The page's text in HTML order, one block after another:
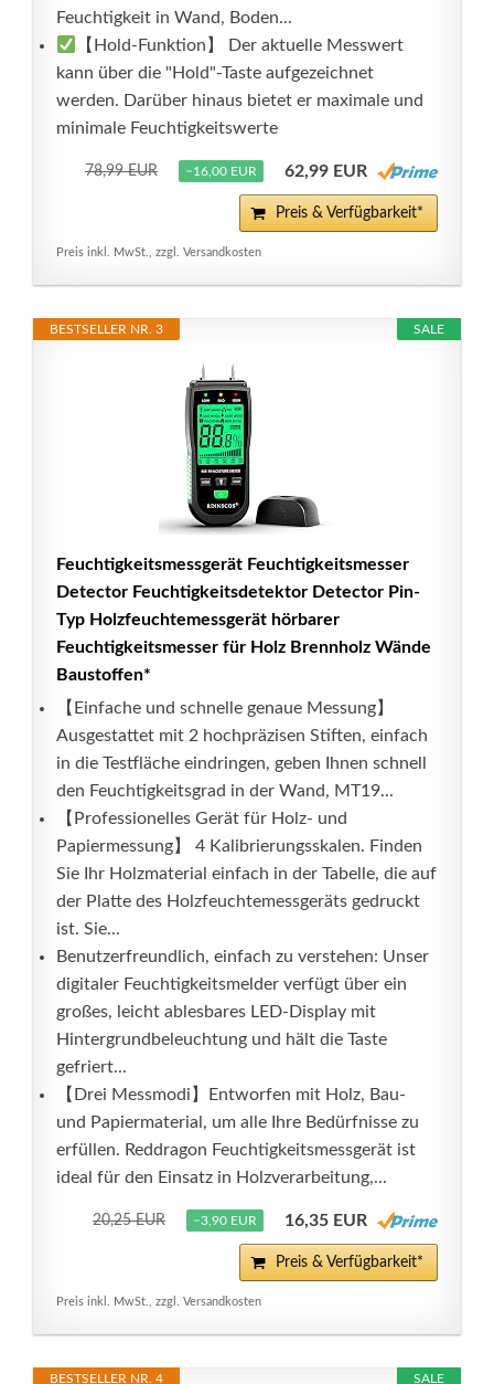
Feuchtigkeit in Wand, Boden...
【Hold-Funktion】 Der aktuelle Messwert
kann über die "Hold"-Taste aufgezeichnet
werden. Darüber hinaus bietet er maximale und
minimale Feuchtigkeitswerte
78,99 EUR −16,00 EUR 62,99 EUR
Preis & Verfügbarkeit*
Preis inkl. MwSt., zzgl. Versandkosten
SALE
BESTSELLER NR. 3
Feuchtigkeitsmessgerät Feuchtigkeitsmesser
Detector Feuchtigkeitsdetektor Detector Pin-
Typ Holzfeuchtemessgerät hörbarer
Feuchtigkeitsmesser für Holz Brennholz Wände
Baustoffen*
【Einfache und schnelle genaue Messung】
Ausgestattet mit 2 hochpräzisen Stiften, einfach
in die Testfläche eindringen, geben Ihnen schnell
den Feuchtigkeitsgrad in der Wand, MT19...
【Professionelles Gerät für Holz- und
Papiermessung】 4 Kalibrierungsskalen. Finden
Sie Ihr Holzmaterial einfach in der Tabelle, die auf
der Platte des Holzfeuchtemessgeräts gedruckt
ist. Sie...
Benutzerfreundlich, einfach zu verstehen: Unser
digitaler Feuchtigkeitsmelder verfügt über ein
großes, leicht ablesbares LED-Display mit
Hintergrundbeleuchtung und hält die Taste
gefriert...
【Drei Messmodi】Entworfen mit Holz, Bau-
und Papiermaterial, um alle Ihre Bedürfnisse zu
erfüllen. Reddragon Feuchtigkeitsmessgerät ist
ideal für den Einsatz in Holzverarbeitung,...
20,25 EUR −3,90 EUR 16,35 EUR
Preis & Verfügbarkeit*
Preis inkl. MwSt., zzgl. Versandkosten
SALE
BESTSELLER NR. 4